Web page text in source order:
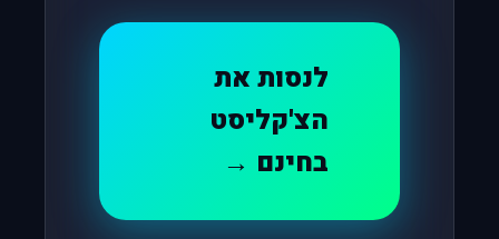
לנסות את
הצ'קליסט
בחינם →